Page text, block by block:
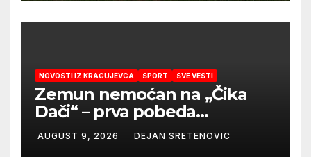
NOVOSTI IZ KRAGUJEVCA SPORT SVE VESTI
Zemun nemoćan na „Čika
Dači“ – prva pobeda
Radničkog u drugom
mandatu Feđe Dudića
AUGUST 9, 2026 DEJAN SRETENOVIC